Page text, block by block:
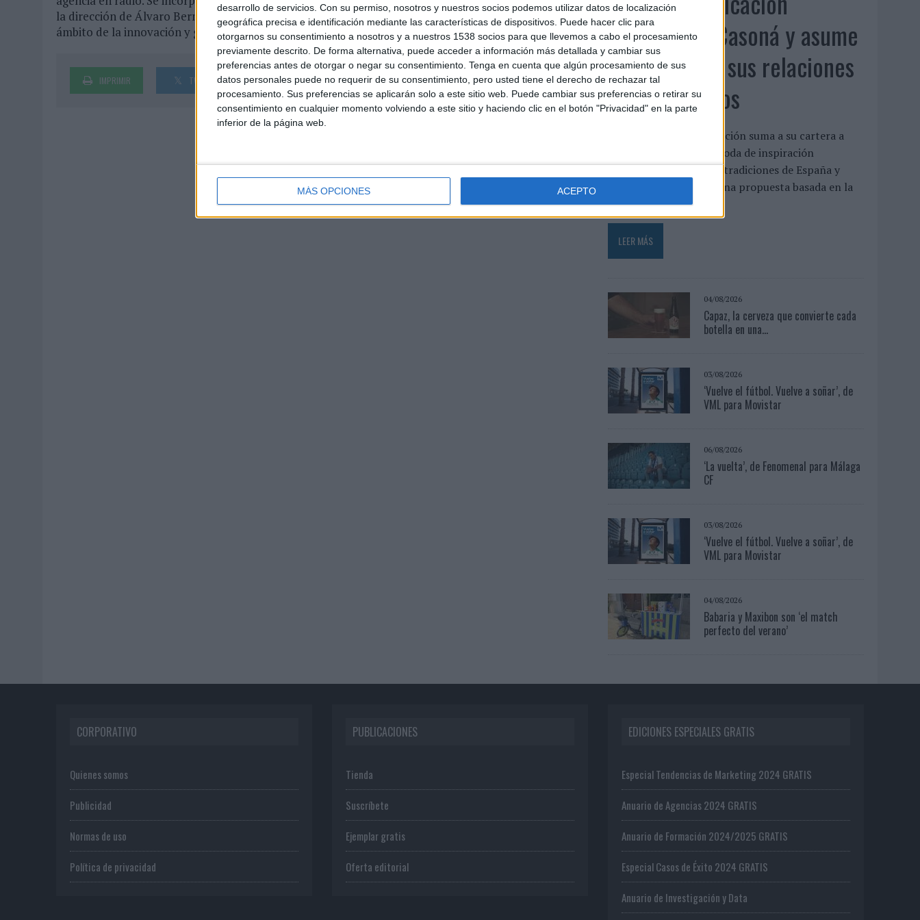
desarrollo de servicios. Con su permiso, nosotros y nuestros socios podemos utilizar datos de localización
geográfica precisa e identificación mediante las características de dispositivos. Puede hacer clic para
otorgarnos su consentimiento a nosotros y a nuestros 1538 socios para que llevemos a cabo el procesamiento
previamente descrito. De forma alternativa, puede acceder a información más detallada y cambiar sus
preferencias antes de otorgar o negar su consentimiento. Tenga en cuenta que algún procesamiento de sus
datos personales puede no requerir de su consentimiento, pero usted tiene el derecho de rechazar tal
procesamiento. Sus preferencias se aplicarán solo a este sitio web. Puede cambiar sus preferencias o retirar su
consentimiento en cualquier momento volviendo a este sitio y haciendo clic en el botón "Privacidad" en la parte
inferior de la página web.
MÁS OPCIONES ACEPTO
la dirección de Álvaro Bermúdez de Castro, para reforzar el trabajo más disruptivo aplicado al
ámbito de la innovación y generación de contenidos en medios.
IMPRIMIR TWEET SHARE SHARE ENVIAR PIN
incorpora a Casoná y asume
la gestión de sus relaciones
con los medios
La agencia de comunicación suma a su cartera a
Casoná, una firma de moda de inspiración
resortwear que une las tradiciones de España y
Venezuela a través de una propuesta basada en la
artesanía, el...
LEER MÁS
04/08/2026
Capaz, la cerveza que convierte cada
botella en una...
03/08/2026
‘Vuelve el fútbol. Vuelve a soñar’, de
VML para Movistar
06/08/2026
‘La vuelta’, de Fenomenal para Málaga
CF
03/08/2026
‘Vuelve el fútbol. Vuelve a soñar’, de
VML para Movistar
04/08/2026
Babaria y Maxibon son ‘el match
perfecto del verano’
CORPORATIVO
Quienes somos
Publicidad
Normas de uso
Política de privacidad
PUBLICACIONES
Tienda
Suscríbete
Ejemplar gratis
Oferta editorial
EDICIONES ESPECIALES GRATIS
Especial Tendencias de Marketing 2024 GRATIS
Anuario de Agencias 2024 GRATIS
Anuario de Formación 2024/2025 GRATIS
Especial Casos de Éxito 2024 GRATIS
Anuario de Investigación y Data